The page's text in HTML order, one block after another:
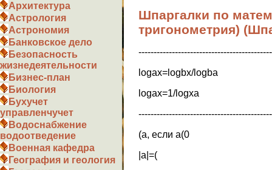
Архитектура
Астрология
Астрономия
Банковское дело
Безопасность
жизнедеятельности
Бизнес-план
Биология
Бухучет
управленчучет
Водоснабжение
водоотведение
Военная кафедра
География и геология
Шпаргалки по
тригонометрия)
logax=logbx/logba
logax=1/logxa
(a, если a(0
|a|=(